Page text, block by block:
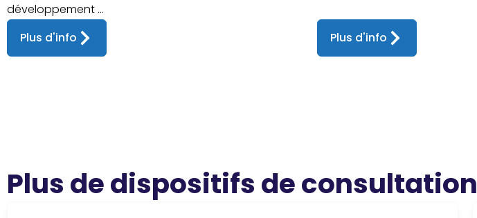
développement ...
Plus d'info
Plus d'info
Plus de dispositifs de consultation